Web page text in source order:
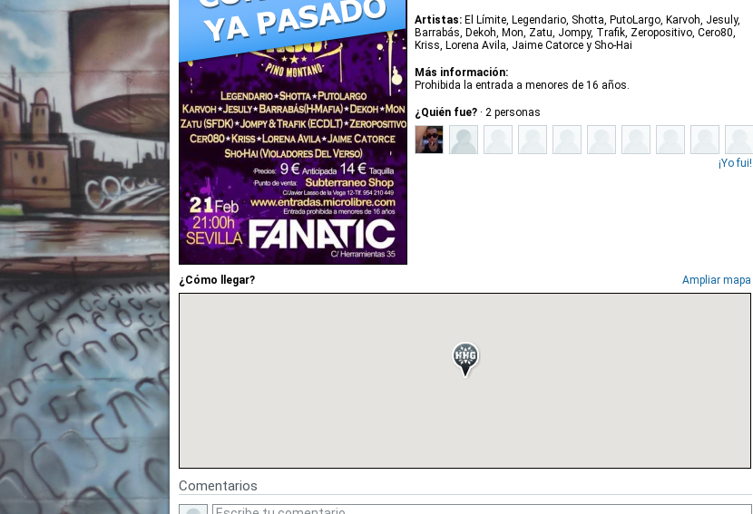
Artistas: El Límite, Legendario, Shotta, PutoLargo, Karvoh, Jesuly,
Barrabás, Dekoh, Mon, Zatu, Jompy, Trafik, Zeropositivo, Cero80,
Kriss, Lorena Avila, Jaime Catorce y Sho-Hai
Más información:
Prohibida la entrada a menores de 16 años.
¿Quién fue? · 2 personas
¡Yo fui!
¿Cómo llegar? Ampliar mapa
Comentarios